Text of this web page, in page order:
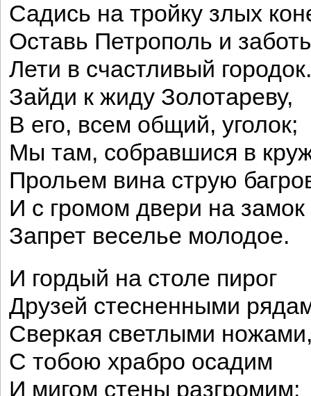
Садись на тройку злых
Оставь Петрополь и
Лети в счастливый городок.
Зайди к жиду Золотареву,
В его, всем общий, уголок;
Мы там, собравшися в
Прольем вина струю
И с громом двери на замок
Запрет веселье молодое.
И гордый на столе пирог
Друзей стесненными
Сверкая светлыми
С тобою храбро осадим
И мигом стены разгромим;